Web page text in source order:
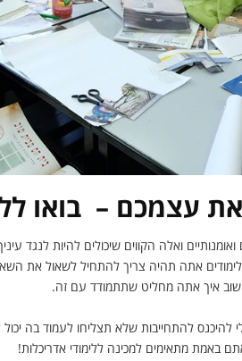
את עצמכם – בואו
ואלה הקווים שיכולים להיות לנגד
אתה תהיה צריך להתחיל לשאול את
איך אתה מחליט שתתמודד עם זה.
להיכנס להתחייבות שלא תצליחו לעמוד בה
באמת מתאימים למכינה ללימודי אדריכלות!